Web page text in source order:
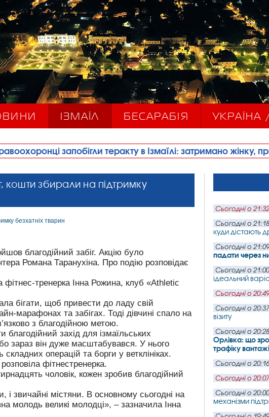
ІЗМАЇЛ БЕСАРАБІЯ УКРАЇНА
теракту в Ізмаїлі: затримано жінку, причетну до його
кошти збирали на підтримку
благодійний забіг. Акцію було
Романа Таранухіна. Про подію розповідає
фітнес-тренерка Інна Рожина, клуб «Athletic
бігати, щоб привести до ладу свій
марафонах та забігах. Тоді дівчині спало на
з благодійною метою.
захід для ізмаїльських
зараз він дуже масштабувався. У нього
операцій та борги у ветклініках.
фітнестренерка.
чоловік, кожен зробив благодійний
і звичайні містяни. В основному сьогодні на
молодь великі молодці», – зазначила Інна
Сьогодні о
Сьогодні о 21:18
куди дістають
Сьогодні о
падати через
Сьогодні о
ідеальний
Сьогодні о
Сьогодні о
візиту
Сьогодні о 20:28
Орлівка: що
трафіку
Сьогодні о 20:16
Сьогодні о
Сьогодні о
механізми